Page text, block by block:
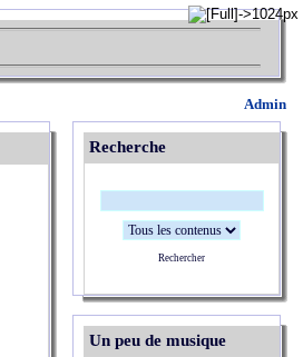
Admin
Recherche
Rechercher
Un peu de musique